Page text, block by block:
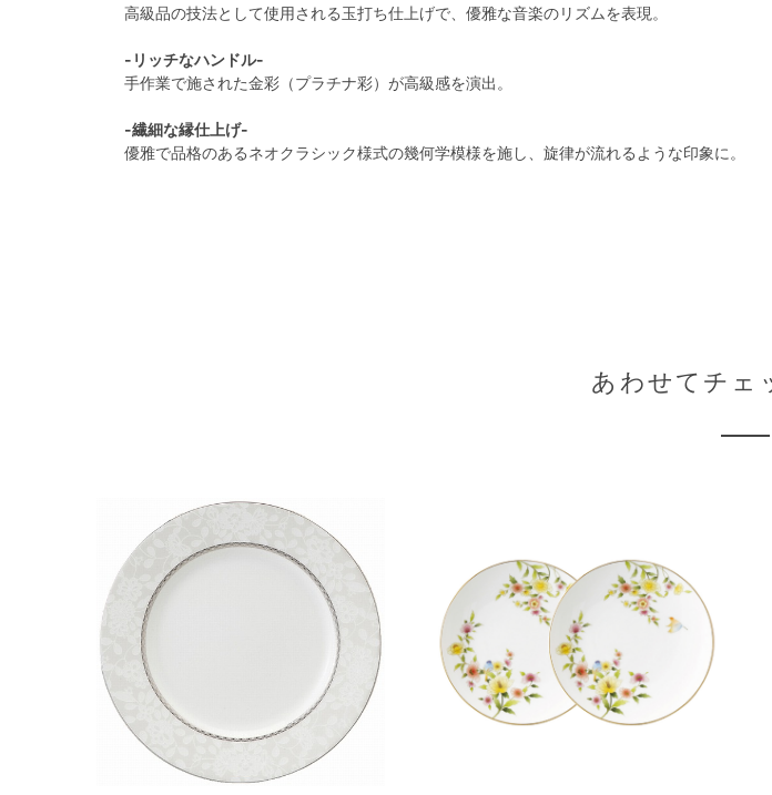
高級品の技法として使用される玉打ち仕上げで、優雅な音楽のリズムを表現。
-リッチなハンドル-
手作業で施された金彩（プラチナ彩）が高級感を演出。
-繊細な縁仕上げ-
優雅で品格のあるネオクラシック様式の幾何学模様を施し、旋律が流れるような印象に。
あわせてチェ